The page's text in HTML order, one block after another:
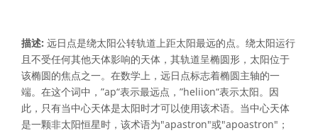
描述: 远日点是绕太阳公转轨道上距太阳最远的点。绕太阳运行
且不受任何其他天体影响的天体，其轨道呈椭圆形，太阳位于
该椭圆的焦点之一。在数学上，远日点标志着椭圆主轴的一
端。在这个词中，”ap“表示最远点，”heliion“表示太阳。因
此，只有当中心天体是太阳时才可以使用该术语。当中心天体
是一颗非太阳恒星时，该术语为"apastron"或"apoastron"；